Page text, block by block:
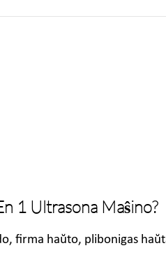
1 Ultrasona Maŝino?
firma haŭto, plibonigas